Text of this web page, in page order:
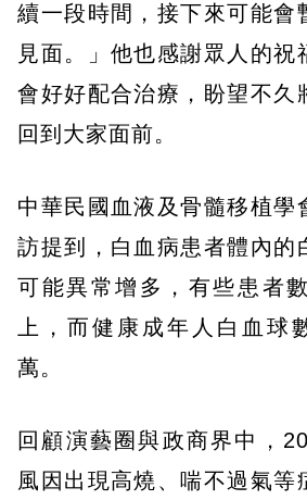
續一段時間，接下來可能會
見面。」他也感謝眾人的祝
會好好配合治療，盼望不久
回到大家面前。
中華民國血液及骨髓移植學
訪提到，白血病患者體內的
可能異常增多，有些患者
上，而健康成年人白血球
萬。
回顧演藝圈與政商界中，
風因出現高燒、喘不過氣等